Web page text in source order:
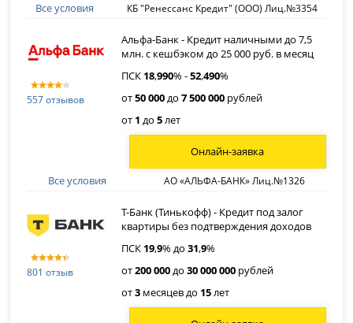
Все условия КБ "Ренессанс Кредит" (ООО) Лиц.№3354
557 отзывов
Альфа-Банк - Кредит наличными до 7,5
млн. с кешбэком до 25 000 руб. в месяц
ПСК 18,990% -52,490%
от50 000до7 500 000 рублей
от 1 до5лет
Все условия АО «АЛЬФА-БАНК» Лиц.№1326
Онлайн-заявка
801 отзыв
Т-Банк (Тинькофф) - Кредит под залог
квартиры без подтверждения доходов
ПСК 19,9% до31,9%
от200 000до30 000 000 рублей
от3 месяцев до 15лет